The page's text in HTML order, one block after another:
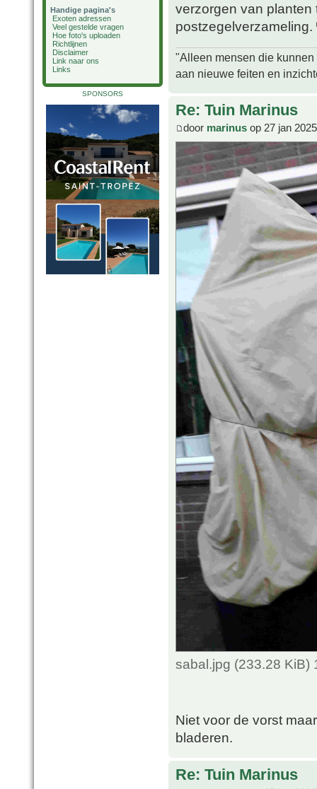
Handige pagina's
Exoten adressen
Veel gestelde vragen
Hoe foto's uploaden
Richtlijnen
Disclaimer
Link naar ons
Links
SPONSORS
verzorgen van
postzegelverzameling.
"Alleen mensen die
aan nieuwe feiten en
Re: Tuin Marinus
door marinus op 27 jan
sabal.jpg (233.28 KiB)
Niet voor de vorst
bladeren.
Re: Tuin Marinus